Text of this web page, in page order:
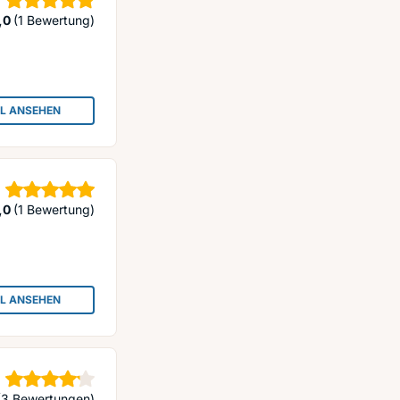
Sterne
(1 Bewertung)
ANSEHEN
: THAIMASSAGE HANNOVER, BKK - BANGKOK ORIGINAL THAI MASSAGE
Sterne
(1 Bewertung)
ANSEHEN
: A NEW BEGINNING